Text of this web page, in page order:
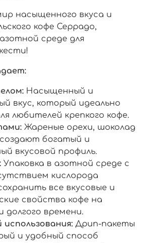
насыщенного вкуса и
кофе Серрадо,
среде для
Насыщенный и
вкус, который идеально
любителей крепкого кофе.
Жареные орехи, шоколад
богатый и
вкусовой профиль.
Упаковка в азотной среде с
кислорода
все вкусовые и
свойства кофе на
долгого времени.
Дрип-пакеты
и удобный способ